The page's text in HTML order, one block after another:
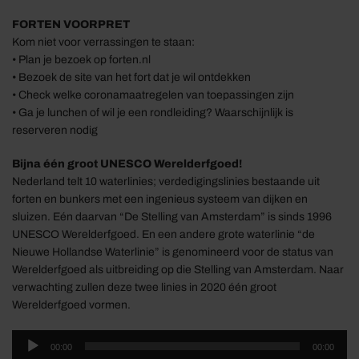
FORTEN VOORPRET
Kom niet voor verrassingen te staan:
• Plan je bezoek op forten.nl
• Bezoek de site van het fort dat je wil ontdekken
• Check welke coronamaatregelen van toepassingen zijn
• Ga je lunchen of wil je een rondleiding? Waarschijnlijk is
reserveren nodig
Bijna één groot UNESCO Werelderfgoed!
Nederland telt 10 waterlinies; verdedigingslinies bestaande uit
forten en bunkers met een ingenieus systeem van dijken en
sluizen. Eén daarvan “De Stelling van Amsterdam” is sinds 1996
UNESCO Werelderfgoed. En een andere grote waterlinie “de
Nieuwe Hollandse Waterlinie” is genomineerd voor de status van
Werelderfgoed als uitbreiding op die Stelling van Amsterdam. Naar
verwachting zullen deze twee linies in 2020 één groot
Werelderfgoed vormen.
Audiospeler
00:00 00:00